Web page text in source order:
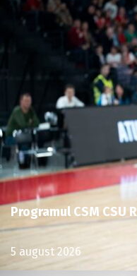
Programul CSM CSU
5 august 2026